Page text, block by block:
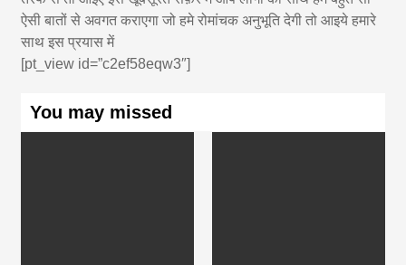
ऐसी बातों से अवगत कराएगा जो हमे रोमांचक अनुभूति देगी तो आइये हमारे
साथ इस प्रयास में
[pt_view id=”c2ef58eqw3″]
You may missed